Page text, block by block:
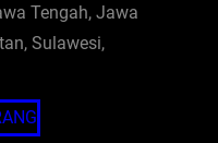
Tengah, Jawa
Sulawesi,